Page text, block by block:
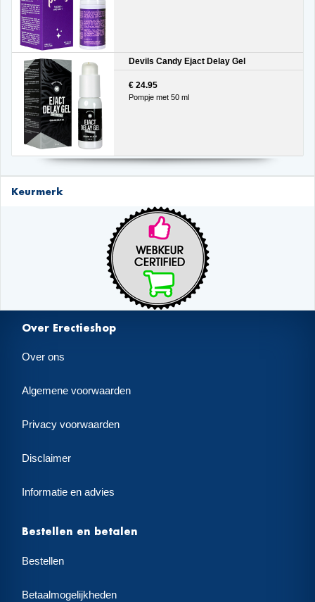
Devils Candy Ejact Delay Gel
€ 24.95
Pompje met 50 ml
Keurmerk
Over Erectieshop
Over ons
Algemene voorwaarden
Privacy voorwaarden
Disclaimer
Informatie en advies
Bestellen en betalen
Bestellen
Betaalmogelijkheden